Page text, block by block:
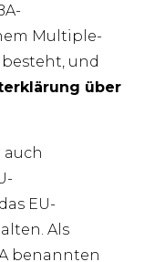
Multiple-
und
über
auch
EU-
Als
benannten